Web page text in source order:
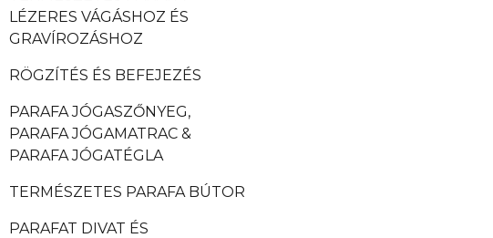
LÉZERES VÁGÁSHOZ ÉS
GRAVÍROZÁSHOZ
RÖGZÍTÉS ÉS BEFEJEZÉS
PARAFA JÓGASZŐNYEG,
PARAFA JÓGAMATRAC &
PARAFA JÓGATÉGLA
TERMÉSZETES PARAFA BÚTOR
PARAFAT DIVAT ÉS